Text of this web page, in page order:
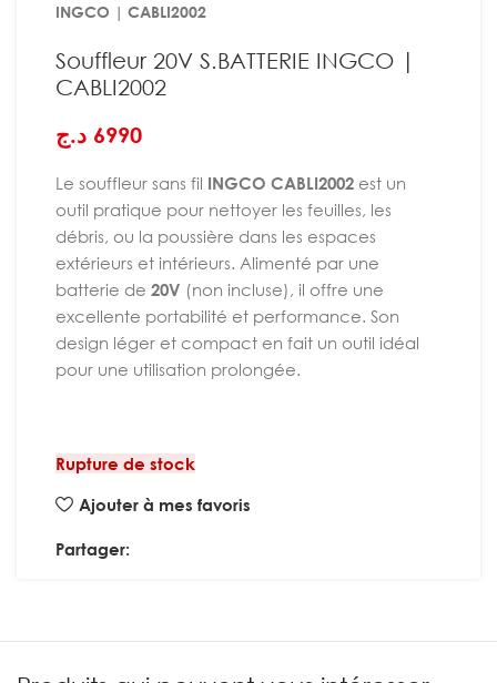
INGCO | CABLI2002
Souffleur 20V S.BATTERIE INGCO |
CABLI2002
6990 د.ج
Le souffleur sans fil INGCO CABLI2002 est un
outil pratique pour nettoyer les feuilles, les
débris, ou la poussière dans les espaces
extérieurs et intérieurs. Alimenté par une
batterie de 20V (non incluse), il offre une
excellente portabilité et performance. Son
design léger et compact en fait un outil idéal
pour une utilisation prolongée.
Rupture de stock
Ajouter à mes favoris
Partager: